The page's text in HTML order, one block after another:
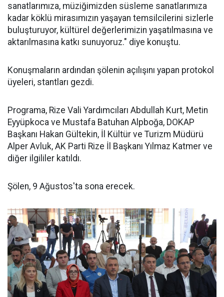
sanatlarımıza, müziğimizden süsleme sanatlarımıza
kadar köklü mirasımızın yaşayan temsilcilerini sizlerle
buluşturuyor, kültürel değerlerimizin yaşatılmasına ve
aktarılmasına katkı sunuyoruz." diye konuştu.
Konuşmaların ardından şölenin açılışını yapan protokol
üyeleri, stantları gezdi.
Programa, Rize Vali Yardımcıları Abdullah Kurt, Metin
Eyyüpkoca ve Mustafa Batuhan Alpboğa, DOKAP
Başkanı Hakan Gültekin, İl Kültür ve Turizm Müdürü
Alper Avluk, AK Parti Rize İl Başkanı Yılmaz Katmer ve
diğer ilgililer katıldı.
Şölen, 9 Ağustos'ta sona erecek.